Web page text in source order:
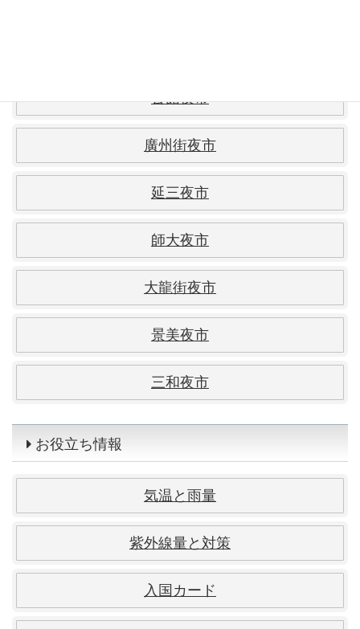
公館夜市
廣州街夜市
延三夜市
師大夜市
大龍街夜市
景美夜市
三和夜市
お役立ち情報
気温と雨量
紫外線量と対策
入国カード